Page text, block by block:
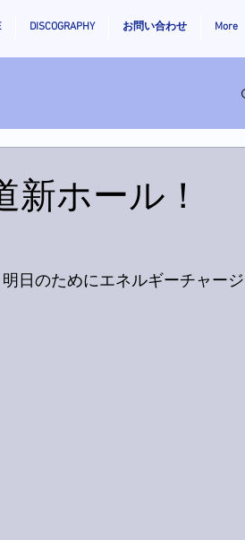
DISCOGRAPHY お問い合わせ More
ホール！
日のためにエネルギーチャー